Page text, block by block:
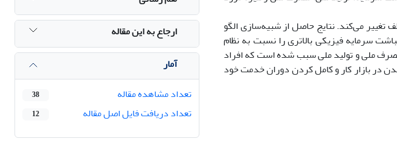
می‌کند. نتایج حاصل از شبیه‌سازی الگو
سرمایه فیزیکی بالاتری را نسبت به نظام
ملی و تولید ملی سبب شده است که افراد
در بازار کار و کامل کردن دوران خدمت خود
ارجاع به این مقاله
آمار
تعداد مشاهده مقاله
38
تعداد دریافت فایل اصل مقاله 12